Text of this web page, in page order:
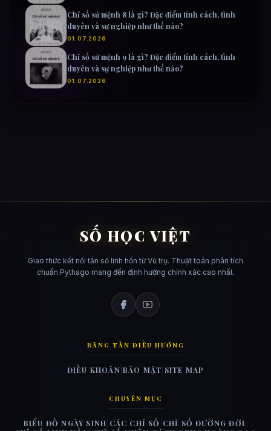
Chỉ số sứ mệnh 8 là gì? Đặc điểm tính cách, tình
duyên và sự nghiệp như thế nào?
01.07.2026
Chỉ số sứ mệnh 9 là gì? Đặc điểm tính cách, tình
duyên và sự nghiệp như thế nào?
01.07.2026
SỐ HỌC VIỆT
Giao thức kết nối tần số linh hồn từ Vũ trụ. Thuật toán phân tích
chuẩn Pythago mang đến định hướng chính xác cao nhất.
BĂNG TẦN ĐIỀU HƯỚNG
ĐIỀU KHOẢN BẢO MẬT SITE MAP
CHUYÊN MỤC
BIỂU ĐỒ NGÀY SINH CÁC CHỈ SỐ CHỈ SỐ ĐƯỜNG ĐỜI